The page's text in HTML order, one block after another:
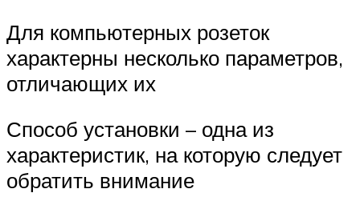
Для компьютерных розеток
характерны несколько параметров,
отличающих их
Способ установки – одна из
характеристик, на которую следует
обратить внимание